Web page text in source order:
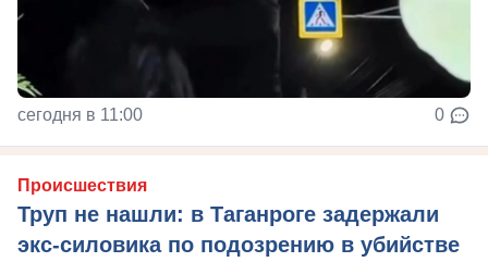
сегодня в 11:00 0
Происшествия
Труп не нашли: в Таганроге задержали
экс-силовика по подозрению в убийстве